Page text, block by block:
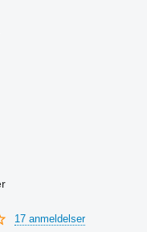
17 anmeldelser